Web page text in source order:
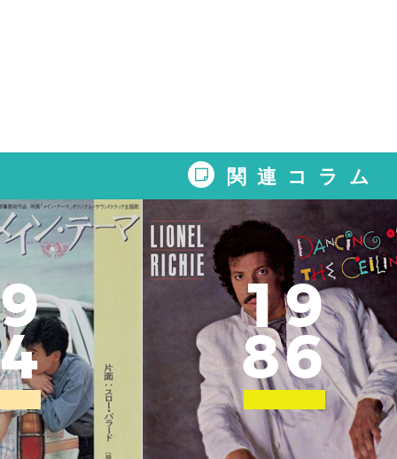
関連コラム
9
4
19
86